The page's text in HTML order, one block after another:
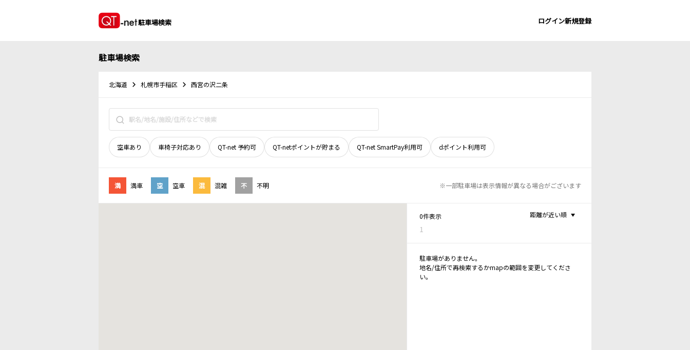
駐車場検索 ログイン新規登録
駐車場検索
北海道 札幌市手稲区 西宮の沢二条
空車あり 車椅子対応あり QT-net 予約可 QT-netポイントが貯まる QT-net SmartPay利用可 dポイント利用可
満 満車 空 空車 混 混雑 不 不明 ※一部駐車場は表示情報が異なる場合がございます
0件表示
1
距離が近い順
駐車場がありません。
地名/住所で再検索するかmapの範囲を変更してくださ
い。